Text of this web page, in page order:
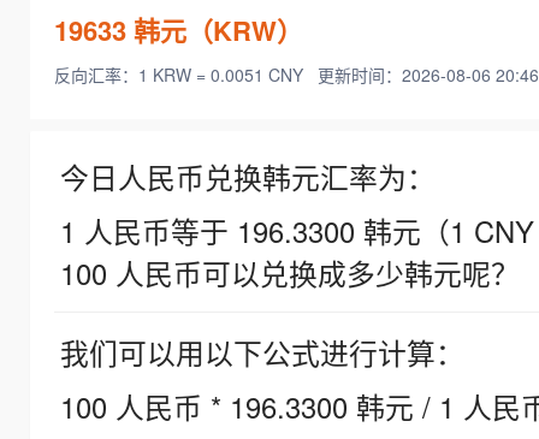
19633韩元（KRW）
反向汇率：1 KRW = 0.0051 CNY 更新时间：2026-08-06
今日人民币兑换韩元汇率为：
1 人民币等于 196.3300 韩元（1
100 人民币可以兑换成多少韩元呢？
我们可以用以下公式进行计算：
100 人民币 * 196.3300 韩元 / 1 人民